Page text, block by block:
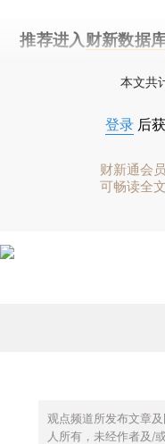
推荐进入 财新数据
本文共
登录 后
财新通会员
可畅读全文
观点频道所发布文章
人所有，未经作者及/